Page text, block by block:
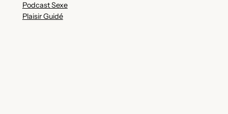
Podcast Sexe
Plaisir Guidé